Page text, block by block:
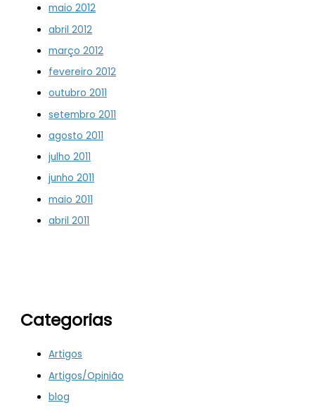
maio 2012
abril 2012
março 2012
fevereiro 2012
outubro 2011
setembro 2011
agosto 2011
julho 2011
junho 2011
maio 2011
abril 2011
Categorias
Artigos
Artigos/Opinião
blog